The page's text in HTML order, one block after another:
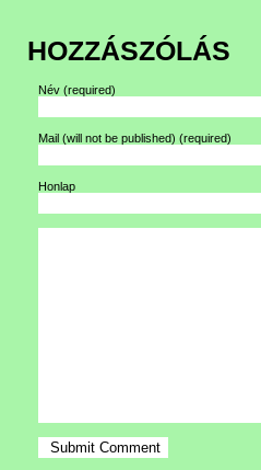
HOZZÁSZÓLÁS
Név (required)
Mail (will not be published) (required)
Honlap